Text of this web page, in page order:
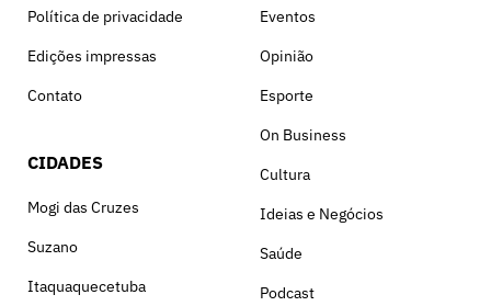
Política de privacidade
Edições impressas
Contato
CIDADES
Mogi das Cruzes
Suzano
Itaquaquecetuba
Eventos
Opinião
Esporte
On Business
Cultura
Ideias e Negócios
Saúde
Podcast